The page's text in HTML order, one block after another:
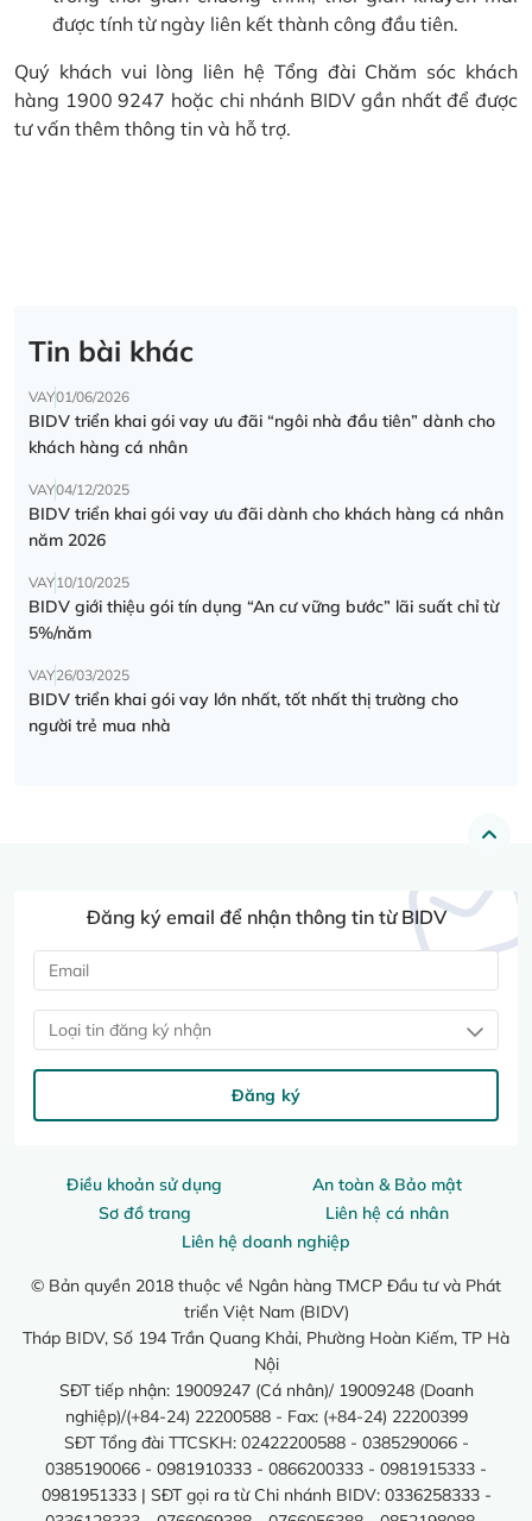
được tính từ ngày liên kết thành công đầu tiên.
Quý khách vui lòng liên hệ Tổng đài Chăm sóc khách
hàng 1900 9247 hoặc chi nhánh BIDV gần nhất để được
tư vấn thêm thông tin và hỗ trợ.
Tin bài khác
VAY01/06/2026
BIDV triển khai gói vay ưu đãi “ngôi nhà đầu tiên” dành cho
khách hàng cá nhân
VAY04/12/2025
BIDV triển khai gói vay ưu đãi dành cho khách hàng cá nhân
năm 2026
VAY10/10/2025
BIDV giới thiệu gói tín dụng “An cư vững bước” lãi suất chỉ từ
5%/năm
VAY26/03/2025
BIDV triển khai gói vay lớn nhất, tốt nhất thị trường cho
người trẻ mua nhà
Điều khoản sử dụng
An toàn & Bảo mật
Sơ đồ trang
Liên hệ cá nhân
Liên hệ doanh nghiệp
© Bản quyền 2018 thuộc về Ngân hàng TMCP Đầu tư và Phát
triển Việt Nam (BIDV)
Tháp BIDV, Số 194 Trần Quang Khải, Phường Hoàn Kiếm, TP Hà
Nội
SĐT tiếp nhận: 19009247 (Cá nhân)/ 19009248 (Doanh
nghiệp)/(+84-24) 22200588 - Fax: (+84-24) 22200399
SĐT Tổng đài TTCSKH: 02422200588 - 0385290066 -
0385190066 - 0981910333 - 0866200333 - 0981915333 -
0981951333 | SĐT gọi ra từ Chi nhánh BIDV: 0336258333 -
Đăng ký email để nhận thông tin từ BIDV
Loại tin đăng ký nhận
Đăng ký